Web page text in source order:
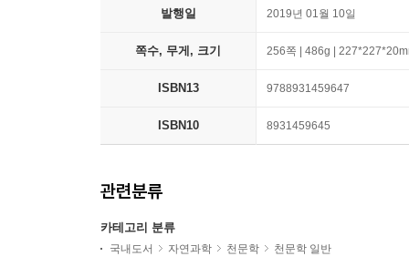
발행일 2019년 01월 10일
쪽수, 무게, 크기 256쪽 | 486g |
ISBN13 9788931459647
ISBN10 8931459645
관련분류
카테고리 분류
국내도서 자연과학 천문학 천문학 일반